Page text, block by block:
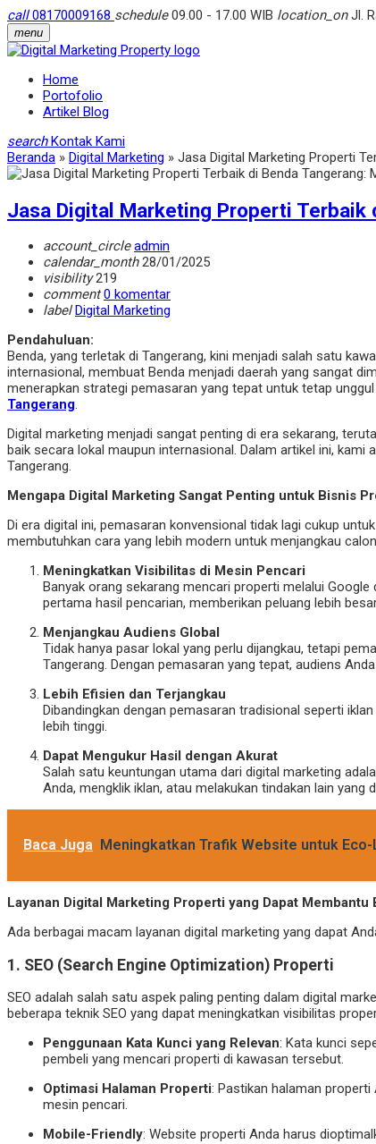
call08170009168 schedule09.00 - 17.00 WIB location_onJl.
menu
Home
Portofolio
Artikel Blog
search Kontak Kami
Beranda » Digital Marketing » Jasa Digital Marketing Properti
Jasa Digital Marketing Properti Terbaik
account_circle admin
calendar_month28/01/2025
visibility219
comment 0 komentar
label Digital Marketing
Pendahuluan:
Benda, yang terletak di Tangerang, kini menjadi salah satu
internasional, membuat Benda menjadi daerah yang sangat
menerapkan strategi pemasaran yang tepat untuk tetap
Tangerang.
Digital marketing menjadi sangat penting di era sekarang,
baik secara lokal maupun internasional. Dalam artikel ini,
Tangerang.
Mengapa Digital Marketing Sangat Penting untuk Bisnis
Di era digital ini, pemasaran konvensional tidak lagi cukup
membutuhkan cara yang lebih modern untuk menjangkau
Meningkatkan Visibilitas di Mesin Pencari
Banyak orang sekarang mencari properti melalui
pertama hasil pencarian, memberikan peluang lebih
Menjangkau Audiens Global
Tidak hanya pasar lokal yang perlu dijangkau, tetapi
Tangerang. Dengan pemasaran yang tepat, audiens
Lebih Efisien dan Terjangkau
Dibandingkan dengan pemasaran tradisional seperti
lebih tinggi.
Dapat Mengukur Hasil dengan Akurat
Salah satu keuntungan utama dari digital marketing
Anda, mengklik iklan, atau melakukan tindakan lain
Baca Juga Meningkatkan Trafik Website untuk
Layanan Digital Marketing Properti yang Dapat
Ada berbagai macam layanan digital marketing yang dapat
1. SEO (Search Engine Optimization) Properti
SEO adalah salah satu aspek paling penting dalam digital
beberapa teknik SEO yang dapat meningkatkan visibilitas
Penggunaan Kata Kunci yang Relevan: Kata kunci
pembeli yang mencari properti di kawasan tersebut.
Optimasi Halaman Properti: Pastikan halaman
mesin pencari.
Mobile-Friendly: Website properti Anda harus